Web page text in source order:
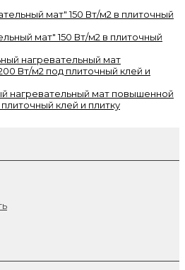
мат" 150 Вт/м2 в плиточный
нагревательный мат повышенной
клей и плитку